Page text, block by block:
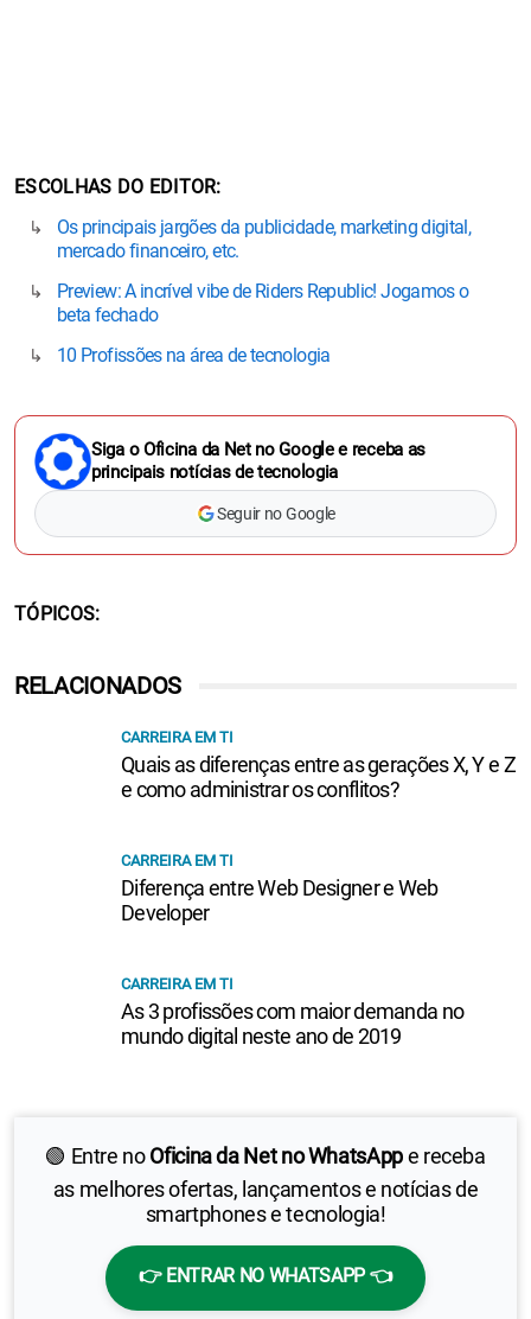
ESCOLHAS DO EDITOR
Os principais jargões da publicidade, marketing digital,
mercado financeiro, etc.
Preview: A incrível vibe de Riders Republic! Jogamos o
beta fechado
10 Profissões na área de tecnologia
Siga o Oficina da Net no Google e receba as
principais notícias de tecnologia
Seguir no Google
TÓPICOS
🟢 Entre noOficina da Net no WhatsAppe receba
as melhores ofertas, lançamentos e notícias de
smartphones e tecnologia!
👉 ENTRAR NO WHATSAPP 👈
RELACIONADOS
CARREIRA EM TI
Quais as diferenças entre as gerações X, Y e Z
e como administrar os conflitos?
CARREIRA EM TI
Diferença entre Web Designer e Web
Developer
CARREIRA EM TI
As 3 profissões com maior demanda no
mundo digital neste ano de 2019